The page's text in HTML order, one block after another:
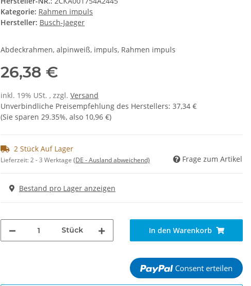
Kategorie: Rahmen impuls
Hersteller: Busch-Jaeger
Abdeckrahmen, alpinweiß, impuls, Rahmen impuls
26,38 €
inkl. 19% USt. , zzgl. Versand
Unverbindliche Preisempfehlung des Herstellers: 37,34 €
(Sie sparen 29.35%, also 10,96 €)
2 Stück Auf Lager
Lieferzeit:2 - 3 Werktage (DE - Ausland abweichend) Frage zum Artikel
Bestand pro Lager anzeigen
Stück In den Warenkorb
Consent erteilen